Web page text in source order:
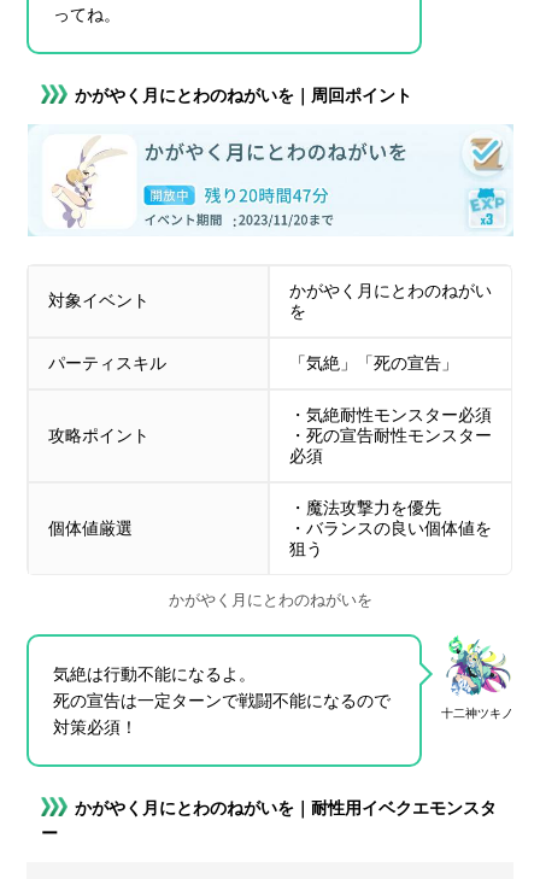
ってね。
かがやく月にとわのねがいを｜周回ポイント
対象イベント
かがやく月にとわのねがい
を
パーティスキル 「気絶」「死の宣告」
攻略ポイント
・気絶耐性モンスター必須
・死の宣告耐性モンスター
必須
個体値厳選
・魔法攻撃力を優先
・バランスの良い個体値を
狙う
かがやく月にとわのねがいを
十二神ツキノ
気絶は行動不能になるよ。
死の宣告は一定ターンで戦闘不能になるので
対策必須！
かがやく月にとわのねがいを｜耐性用イベクエモンスタ
ー